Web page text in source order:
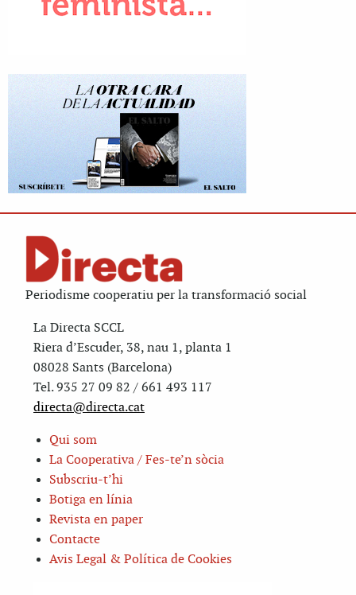
Periodisme cooperatiu per la transformació social
La Directa SCCL
Riera d’Escuder, 38, nau 1, planta 1
08028 Sants (Barcelona)
Tel. 935 27 09 82 / 661 493 117
directa@directa.cat
Qui som
La Cooperativa / Fes-te’n sòcia
Subscriu-t’hi
Botiga en línia
Revista en paper
Contacte
Avis Legal & Política de Cookies